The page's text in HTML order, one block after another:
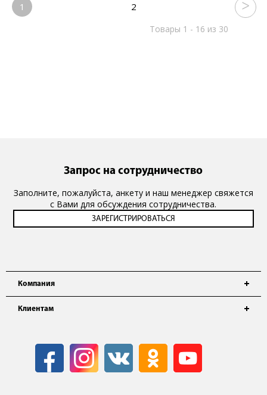
1 2
Товары 1 - 16 из 30
Компания
Клиентам
Запрос на сотрудничество
Заполните, пожалуйста, анкету и наш менеджер свяжется
с Вами для обсуждения сотрудничества.